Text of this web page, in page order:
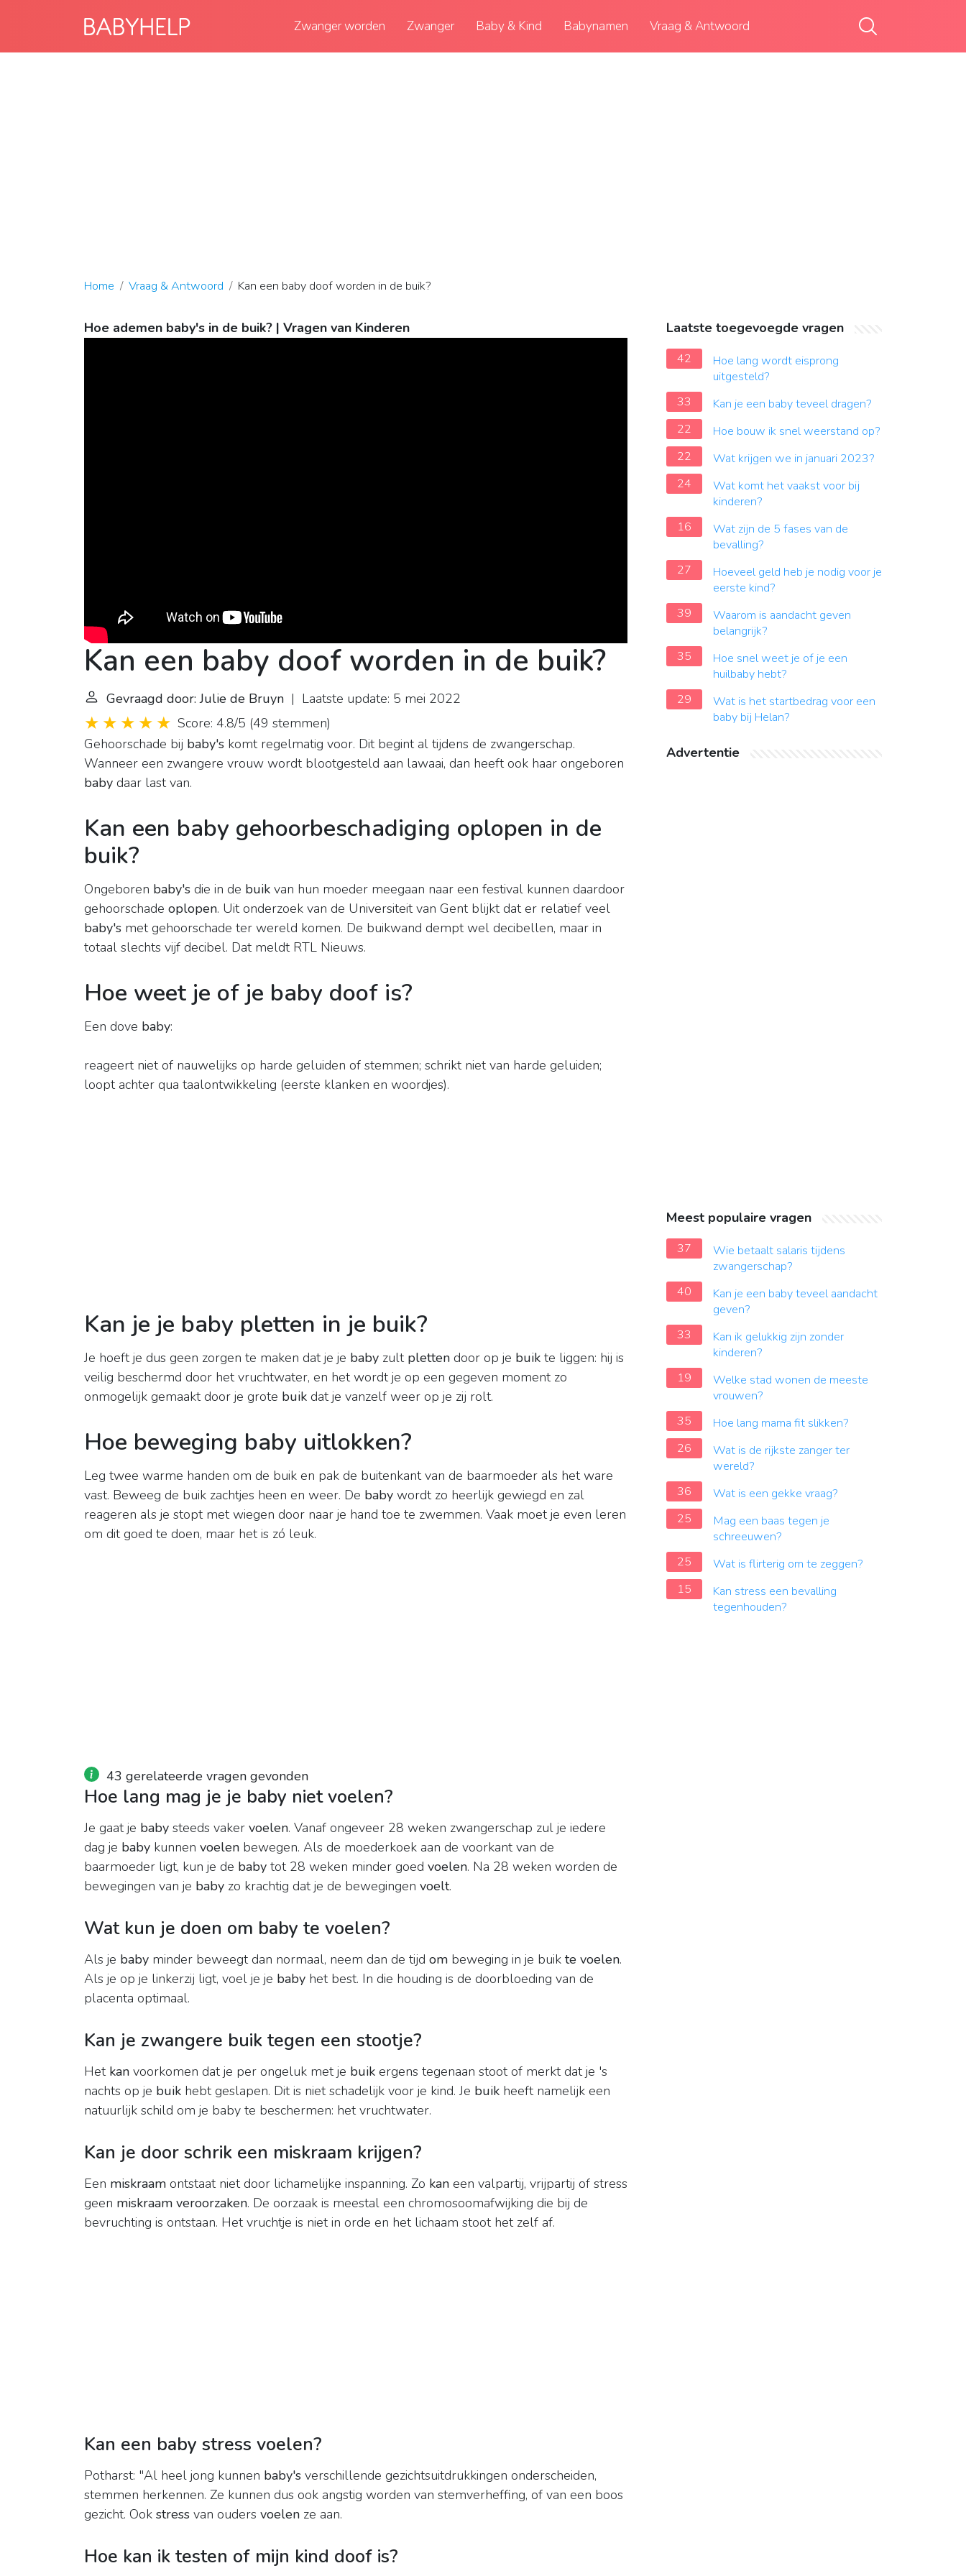
Zwanger worden Zwanger Baby & Kind Babynamen Vraag & Antwoord
Home Vraag & Antwoord Kan een baby doof worden in de buik?
Hoe ademen baby's in de buik? | Vragen van Kinderen
Kan een baby doof worden in de buik?
Gevraagd door: Julie de Bruyn | Laatste update: 5 mei 2022
Score: 4.8/5 (49 stemmen)
Gehoorschade bij baby's komt regelmatig voor. Dit begint al tijdens de zwangerschap.
Wanneer een zwangere vrouw wordt blootgesteld aan lawaai, dan heeft ook haar ongeboren
baby daar last van.
Kan een baby gehoorbeschadiging oplopen in de
buik?
Ongeboren baby's die in de buik van hun moeder meegaan naar een festival kunnen daardoor
gehoorschade oplopen. Uit onderzoek van de Universiteit van Gent blijkt dat er relatief veel
baby's met gehoorschade ter wereld komen. De buikwand dempt wel decibellen, maar in
totaal slechts vijf decibel. Dat meldt RTL Nieuws.
Hoe weet je of je baby doof is?
Een dove baby:
reageert niet of nauwelijks op harde geluiden of stemmen; schrikt niet van harde geluiden;
loopt achter qua taalontwikkeling (eerste klanken en woordjes).
Kan je je baby pletten in je buik?
Je hoeft je dus geen zorgen te maken dat je je baby zult pletten door op je buik te liggen: hij is
veilig beschermd door het vruchtwater, en het wordt je op een gegeven moment zo
onmogelijk gemaakt door je grote buik dat je vanzelf weer op je zij rolt.
Hoe beweging baby uitlokken?
Leg twee warme handen om de buik en pak de buitenkant van de baarmoeder als het ware
vast. Beweeg de buik zachtjes heen en weer. De baby wordt zo heerlijk gewiegd en zal
reageren als je stopt met wiegen door naar je hand toe te zwemmen. Vaak moet je even leren
om dit goed te doen, maar het is zó leuk.
43 gerelateerde vragen gevonden
Hoe lang mag je je baby niet voelen?
Je gaat je baby steeds vaker voelen. Vanaf ongeveer 28 weken zwangerschap zul je iedere
dag je baby kunnen voelen bewegen. Als de moederkoek aan de voorkant van de
baarmoeder ligt, kun je de baby tot 28 weken minder goed voelen. Na 28 weken worden de
bewegingen van je baby zo krachtig dat je de bewegingen voelt.
Wat kun je doen om baby te voelen?
Als je baby minder beweegt dan normaal, neem dan de tijd om beweging in je buik te voelen.
Als je op je linkerzij ligt, voel je je baby het best. In die houding is de doorbloeding van de
placenta optimaal.
Kan je zwangere buik tegen een stootje?
Het kan voorkomen dat je per ongeluk met je buik ergens tegenaan stoot of merkt dat je 's
nachts op je buik hebt geslapen. Dit is niet schadelijk voor je kind. Je buik heeft namelijk een
natuurlijk schild om je baby te beschermen: het vruchtwater.
Kan je door schrik een miskraam krijgen?
Een miskraam ontstaat niet door lichamelijke inspanning. Zo kan een valpartij, vrijpartij of stress
geen miskraam veroorzaken. De oorzaak is meestal een chromosoomafwijking die bij de
bevruchting is ontstaan. Het vruchtje is niet in orde en het lichaam stoot het zelf af.
Kan een baby stress voelen?
Potharst: "Al heel jong kunnen baby's verschillende gezichtsuitdrukkingen onderscheiden,
stemmen herkennen. Ze kunnen dus ook angstig worden van stemverheffing, of van een boos
gezicht. Ook stress van ouders voelen ze aan.
Hoe kan ik testen of mijn kind doof is?
Laatste toegevoegde vragen
42
Hoe lang wordt eisprong
uitgesteld?
33
Kan je een baby teveel dragen?
22
Hoe bouw ik snel weerstand op?
22
Wat krijgen we in januari 2023?
24
Wat komt het vaakst voor bij
kinderen?
16
Wat zijn de 5 fases van de
bevalling?
27
Hoeveel geld heb je nodig voor je
eerste kind?
39
Waarom is aandacht geven
belangrijk?
35
Hoe snel weet je of je een
huilbaby hebt?
29
Wat is het startbedrag voor een
baby bij Helan?
Advertentie
Meest populaire vragen
37
Wie betaalt salaris tijdens
zwangerschap?
40
Kan je een baby teveel aandacht
geven?
33
Kan ik gelukkig zijn zonder
kinderen?
19
Welke stad wonen de meeste
vrouwen?
35
Hoe lang mama fit slikken?
26
Wat is de rijkste zanger ter
wereld?
36
Wat is een gekke vraag?
25
Mag een baas tegen je
schreeuwen?
25
Wat is flirterig om te zeggen?
15
Kan stress een bevalling
tegenhouden?